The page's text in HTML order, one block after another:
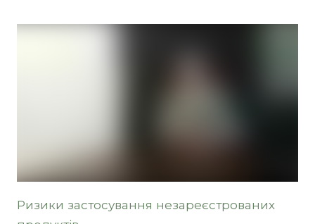
Ризики застосування незареєстрованих